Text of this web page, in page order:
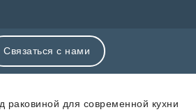
Связаться с нами
раковиной для современной кухни